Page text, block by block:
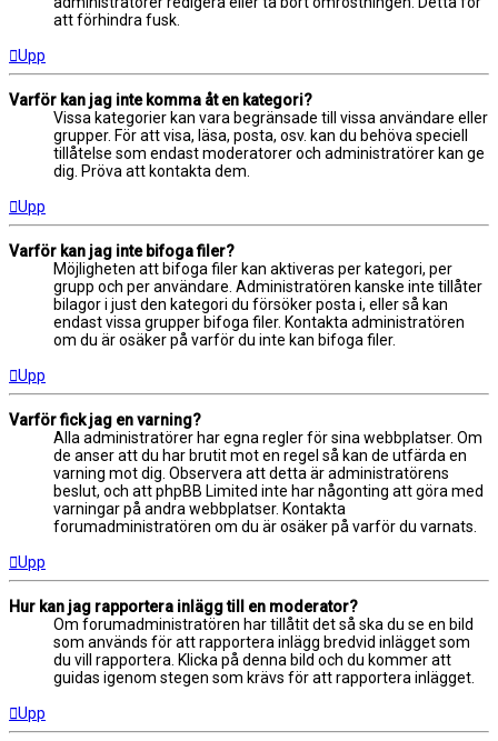
att förhindra fusk.
Upp
Varför kan jag inte komma åt en kategori?
Vissa kategorier kan vara begränsade till vissa användare eller
grupper. För att visa, läsa, posta, osv. kan du behöva speciell
tillåtelse som endast moderatorer och administratörer kan ge
dig. Pröva att kontakta dem.
Upp
Varför kan jag inte bifoga filer?
Möjligheten att bifoga filer kan aktiveras per kategori, per
grupp och per användare. Administratören kanske inte tillåter
bilagor i just den kategori du försöker posta i, eller så kan
endast vissa grupper bifoga filer. Kontakta administratören
om du är osäker på varför du inte kan bifoga filer.
Upp
Varför fick jag en varning?
Alla administratörer har egna regler för sina webbplatser. Om
de anser att du har brutit mot en regel så kan de utfärda en
varning mot dig. Observera att detta är administratörens
beslut, och att phpBB Limited inte har någonting att göra med
varningar på andra webbplatser. Kontakta
forumadministratören om du är osäker på varför du varnats.
Upp
Hur kan jag rapportera inlägg till en moderator?
Om forumadministratören har tillåtit det så ska du se en bild
som används för att rapportera inlägg bredvid inlägget som
du vill rapportera. Klicka på denna bild och du kommer att
guidas igenom stegen som krävs för att rapportera inlägget.
Upp